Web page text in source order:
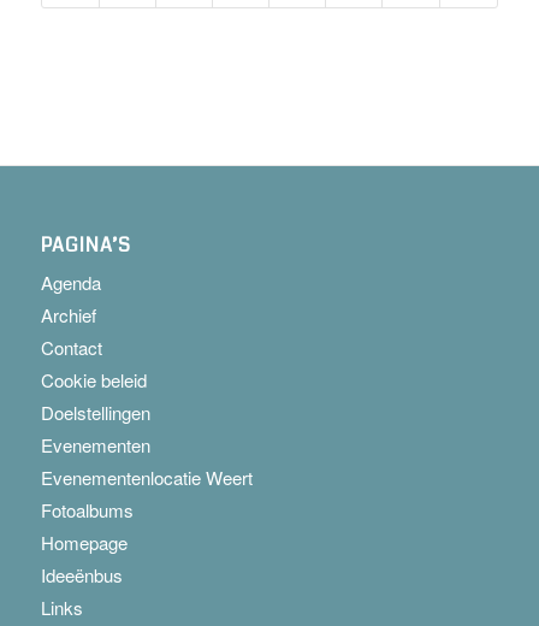
PAGINA’S
Agenda
Archief
Contact
Cookie beleid
Doelstellingen
Evenementen
Evenementenlocatie Weert
Fotoalbums
Homepage
Ideeënbus
Links